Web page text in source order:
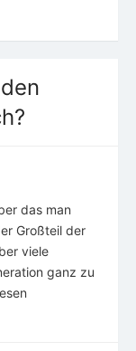
das man
Großteil der
viele
ganz zu